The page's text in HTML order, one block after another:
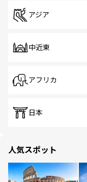
アジア
中近東
アフリカ
日本
人気スポット